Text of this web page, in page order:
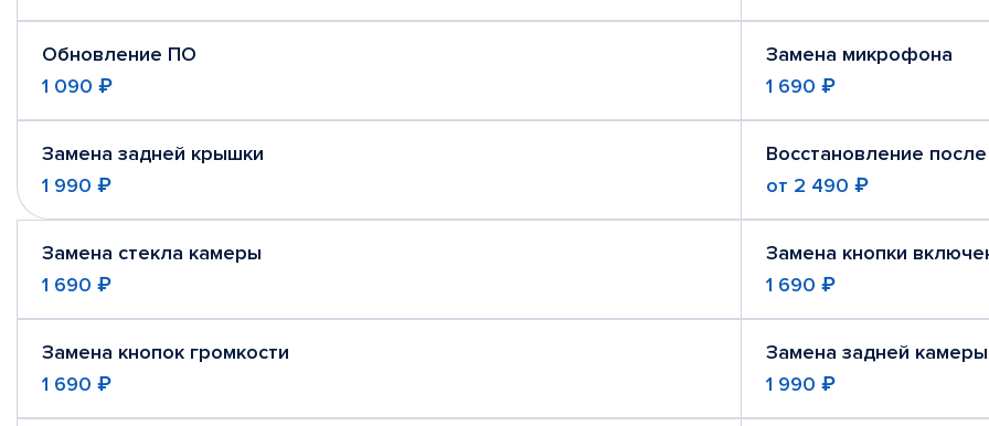
Обновление ПО
1 090 ₽
Замена микрофона
1 690 ₽
Замена задней крышки
1 990 ₽
Восстановление
от 2 490 ₽
Замена стекла камеры
1 690 ₽
Замена кнопки
1 690 ₽
Замена кнопок громкости
1 690 ₽
Замена задней камеры
1 990 ₽